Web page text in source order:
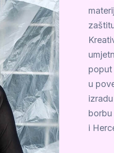
poput
u
borbu
i